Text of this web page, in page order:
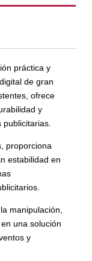
práctica y
de gran
ofrece
y
proporciona
estabilidad en
manipulación,
una solución
y